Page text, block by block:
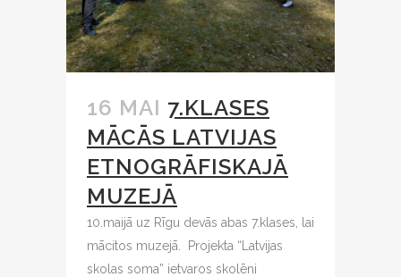
16 MAI 7.KLASES
MĀCĀS LATVIJAS
ETNOGRĀFISKAJĀ
MUZEJĀ
10.maijā uz Rīgu devās abas 7.klases, lai
mācitos muzejā. Projekta “Latvijas
skolas soma” ietvaros skolēni